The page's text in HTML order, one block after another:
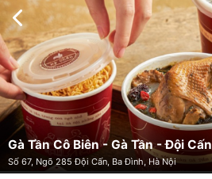
Gà Tần Cô Biên - Gà Tần - Đội Cấn
Số 67, Ngõ 285 Đội Cấn, Ba Đình, Hà Nội